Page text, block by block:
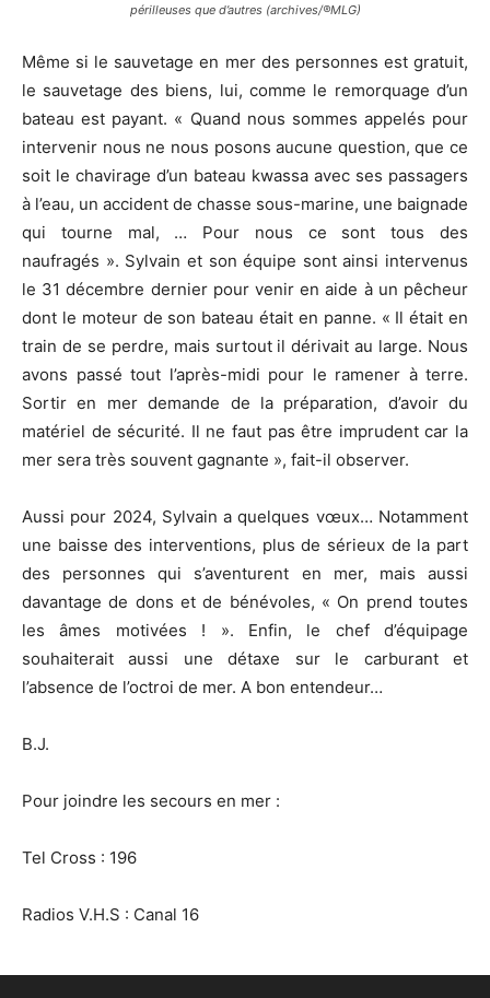
périlleuses que d’autres (archives/®MLG)
Même si le sauvetage en mer des personnes est gratuit,
le sauvetage des biens, lui, comme le remorquage d’un
bateau est payant. « Quand nous sommes appelés pour
intervenir nous ne nous posons aucune question, que ce
soit le chavirage d’un bateau kwassa avec ses passagers
à l’eau, un accident de chasse sous-marine, une baignade
qui tourne mal, … Pour nous ce sont tous des
naufragés ». Sylvain et son équipe sont ainsi intervenus
le 31 décembre dernier pour venir en aide à un pêcheur
dont le moteur de son bateau était en panne. « Il était en
train de se perdre, mais surtout il dérivait au large. Nous
avons passé tout l’après-midi pour le ramener à terre.
Sortir en mer demande de la préparation, d’avoir du
matériel de sécurité. Il ne faut pas être imprudent car la
mer sera très souvent gagnante », fait-il observer.
Aussi pour 2024, Sylvain a quelques vœux… Notamment
une baisse des interventions, plus de sérieux de la part
des personnes qui s’aventurent en mer, mais aussi
davantage de dons et de bénévoles, « On prend toutes
les âmes motivées ! ». Enfin, le chef d’équipage
souhaiterait aussi une détaxe sur le carburant et
l’absence de l’octroi de mer. A bon entendeur…
B.J.
Pour joindre les secours en mer :
Tel Cross : 196
Radios V.H.S : Canal 16